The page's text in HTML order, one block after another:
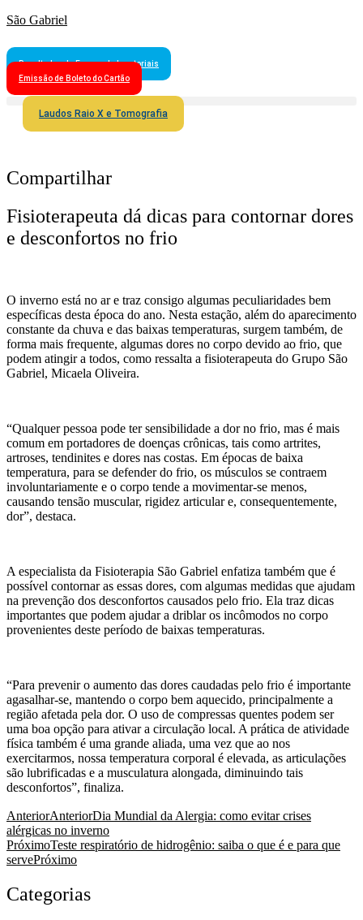
São Gabriel
Resultados de Exames Laboratoriais
Emissão de Boleto do Cartão
Laudos Raio X e Tomografia
Compartilhar
Fisioterapeuta dá dicas para contornar dores
e desconfortos no frio
O inverno está no ar e traz consigo algumas peculiaridades bem
específicas desta época do ano. Nesta estação, além do aparecimento
constante da chuva e das baixas temperaturas, surgem também, de
forma mais frequente, algumas dores no corpo devido ao frio, que
podem atingir a todos, como ressalta a fisioterapeuta do Grupo São
Gabriel, Micaela Oliveira.
“Qualquer pessoa pode ter sensibilidade a dor no frio, mas é mais
comum em portadores de doenças crônicas, tais como artrites,
artroses, tendinites e dores nas costas. Em épocas de baixa
temperatura, para se defender do frio, os músculos se contraem
involuntariamente e o corpo tende a movimentar-se menos,
causando tensão muscular, rigidez articular e, consequentemente,
dor”, destaca.
A especialista da Fisioterapia São Gabriel enfatiza também que é
possível contornar as essas dores, com algumas medidas que ajudam
na prevenção dos desconfortos causados pelo frio. Ela traz dicas
importantes que podem ajudar a driblar os incômodos no corpo
provenientes deste período de baixas temperaturas.
“Para prevenir o aumento das dores caudadas pelo frio é importante
agasalhar-se, mantendo o corpo bem aquecido, principalmente a
região afetada pela dor. O uso de compressas quentes podem ser
uma boa opção para ativar a circulação local. A prática de atividade
física também é uma grande aliada, uma vez que ao nos
exercitarmos, nossa temperatura corporal é elevada, as articulações
são lubrificadas e a musculatura alongada, diminuindo tais
desconfortos”, finaliza.
AnteriorAnteriorDia Mundial da Alergia: como evitar crises
alérgicas no inverno
PróximoTeste respiratório de hidrogênio: saiba o que é e para que
servePróximo
Categorias